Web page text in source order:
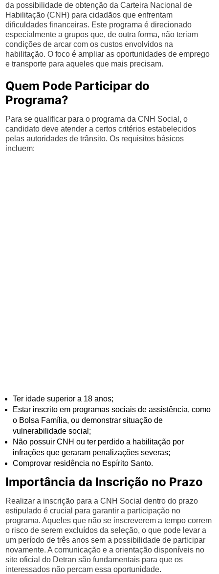
da possibilidade de obtenção da Carteira Nacional de
Habilitação (CNH) para cidadãos que enfrentam
dificuldades financeiras. Este programa é direcionado
especialmente a grupos que, de outra forma, não teriam
condições de arcar com os custos envolvidos na
habilitação. O foco é ampliar as oportunidades de emprego
e transporte para aqueles que mais precisam.
Quem Pode Participar do
Programa?
Para se qualificar para o programa da CNH Social, o
candidato deve atender a certos critérios estabelecidos
pelas autoridades de trânsito. Os requisitos básicos
incluem:
Ter idade superior a 18 anos;
Estar inscrito em programas sociais de assistência, como
o Bolsa Família, ou demonstrar situação de
vulnerabilidade social;
Não possuir CNH ou ter perdido a habilitação por
infrações que geraram penalizações severas;
Comprovar residência no Espírito Santo.
Importância da Inscrição no Prazo
Realizar a inscrição para a CNH Social dentro do prazo
estipulado é crucial para garantir a participação no
programa. Aqueles que não se inscreverem a tempo correm
o risco de serem excluídos da seleção, o que pode levar a
um período de três anos sem a possibilidade de participar
novamente. A comunicação e a orientação disponíveis no
site oficial do Detran são fundamentais para que os
interessados não percam essa oportunidade.